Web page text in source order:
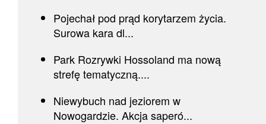
Pojechał pod prąd korytarzem życia.
Surowa kara dl...
Park Rozrywki Hossoland ma nową
strefę tematyczną....
Niewybuch nad jeziorem w
Nowogardzie. Akcja saperó...